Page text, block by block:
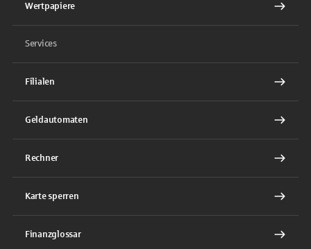
Wertpapiere
Services
Filialen
Geldautomaten
Rechner
Karte sperren
Finanzglossar